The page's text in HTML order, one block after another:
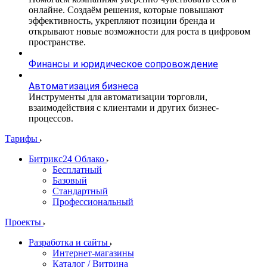
онлайне. Создаём решения, которые повышают
эффективность, укрепляют позиции бренда и
открывают новые возможности для роста в цифровом
пространстве.
Финансы и юридическое сопровождение
Автоматизация бизнеса
Инструменты для автоматизации торговли,
взаимодействия с клиентами и других бизнес-
процессов.
Тарифы
Битрикс24 Облако
Бесплатный
Базовый
Стандартный
Профессиональный
Проекты
Разработка и сайты
Интернет-магазины
Каталог / Витрина